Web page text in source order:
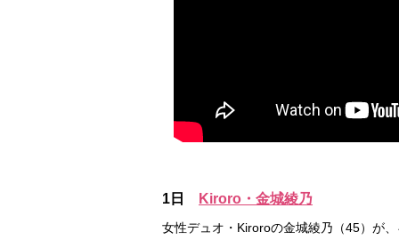
1日 Kiroro・金城綾乃
女性デュオ・Kiroroの金城綾乃（45）が